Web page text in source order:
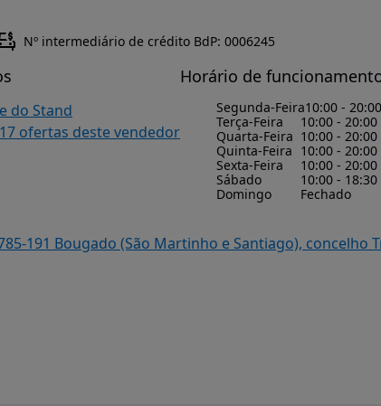
Nº intermediário de crédito BdP: 0006245
do Stand
ofertas deste vendedor
Horário de
Segunda-Feira10:00 - 20:00
Terça-Feira
10:00 - 20:00
Quarta-Feira 10:00 - 20:00
Quinta-Feira 10:00 - 20:00
Sexta-Feira
10:00 - 20:00
Sábado
10:00 - 18:30
Domingo
Fechado
191 Bougado (São Martinho e Santiago), concelho